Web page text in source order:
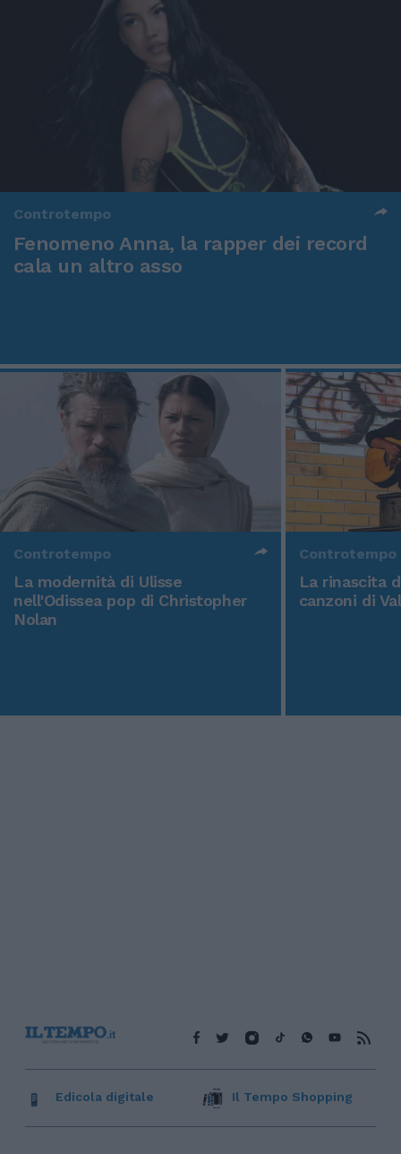
Controtempo
Fenomeno Anna, la rapper dei record
cala un altro asso
Controtempo
La modernità di Ulisse
nell'Odissea pop di Christopher
Nolan
Controtempo
La rinascita
canzoni di
Edicola digitale Il Tempo Shopping